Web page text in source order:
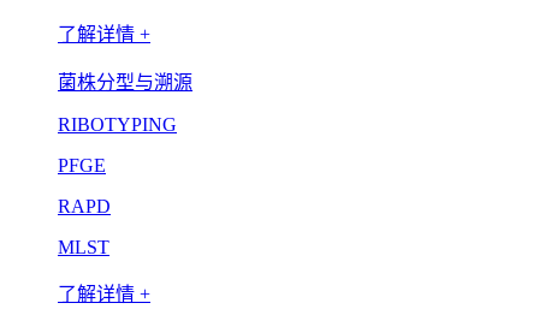
了解详情 +
菌株分型与溯源
RIBOTYPING
PFGE
RAPD
MLST
了解详情 +